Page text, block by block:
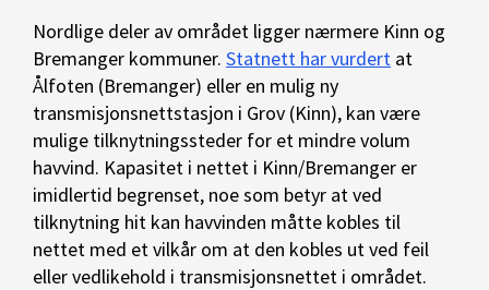
Nordlige deler av området ligger nærmere Kinn og
Bremanger kommuner. Statnett har vurdert at
Ålfoten (Bremanger) eller en mulig ny
transmisjonsnettstasjon i Grov (Kinn), kan være
mulige tilknytningssteder for et mindre volum
havvind. Kapasitet i nettet i Kinn/Bremanger er
imidlertid begrenset, noe som betyr at ved
tilknytning hit kan havvinden måtte kobles til
nettet med et vilkår om at den kobles ut ved feil
eller vedlikehold i transmisjonsnettet i området.